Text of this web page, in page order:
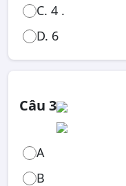
C. 4 .
D. 6
Câu 3
A
B